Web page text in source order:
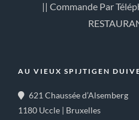
|| Commande Par
AU VIEUX SPIJTIGEN
621 Chaussée d’Alsemberg
1180 Uccle | Bruxelles